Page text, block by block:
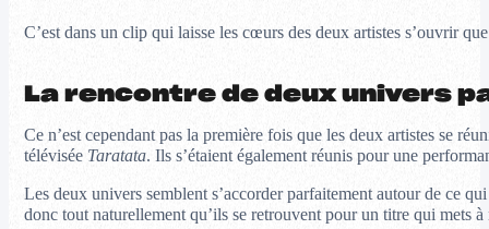
C’est dans un clip qui laisse les cœurs des deux artistes s’ouvrir
La rencontre de deux univers
Ce n’est cependant pas la première fois que les deux artistes se
télévisée Taratata. Ils s’étaient également réunis pour une
Les deux univers semblent s’accorder parfaitement autour de ce
donc tout naturellement qu’ils se retrouvent pour un titre qui mets